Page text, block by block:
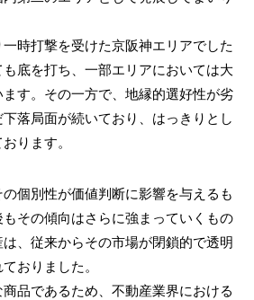
時打撃を受けた京阪神エリアでした
底を打ち、一部エリアにおいては大
す。その一方で、地縁的選好性が劣
落局面が続いており、はっきりとし
ります。
個別性が価値判断に影響を与えるも
その傾向はさらに強まっていくもの
、従来からその市場が閉鎖的で透明
おりました。
品であるため、不動産業界における